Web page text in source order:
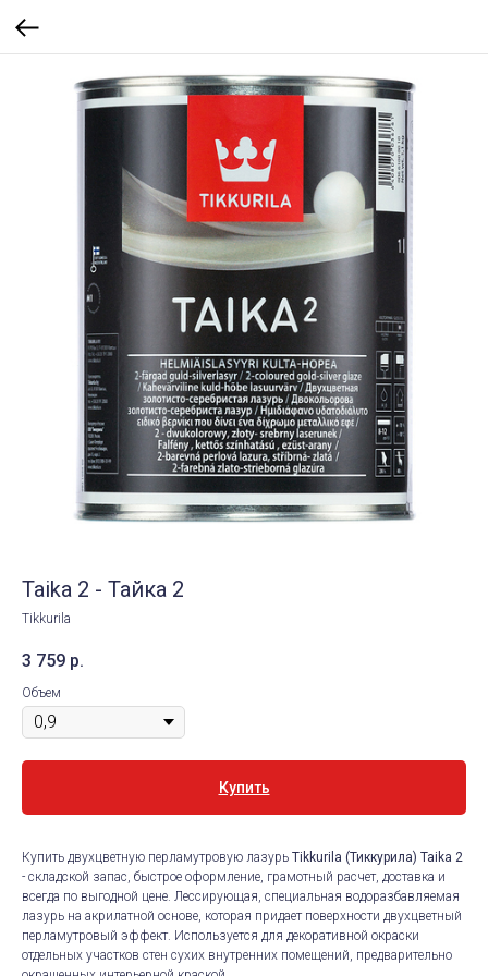
Taika 2 - Тайка 2
Tikkurila
3 759 р.
Объем
Купить
Купить двухцветную перламутровую лазурь Tikkurila (Тиккурила) Taika 2
- складской запас, быстрое оформление, грамотный расчет, доставка и
всегда по выгодной цене. Лессирующая, специальная водоразбавляемая
лазурь на акрилатной основе, которая придает поверхности двухцветный
перламутровый эффект. Используется для декоративной окраски
отдельных участков стен сухих внутренних помещений, предварительно